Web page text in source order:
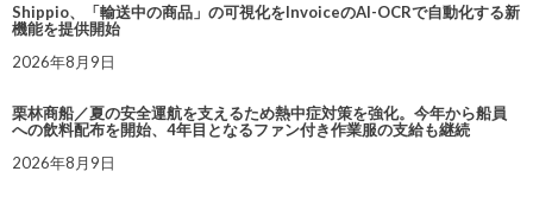
Shippio、「輸送中の商品」の可視化をInvoiceのAI-OCRで自動化する新
機能を提供開始
2026年8月9日
栗林商船／夏の安全運航を支えるため熱中症対策を強化。今年から船員
への飲料配布を開始、4年目となるファン付き作業服の支給も継続
2026年8月9日